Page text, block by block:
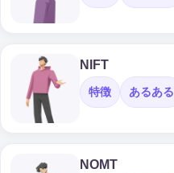
NIFT
特徴 あるある
NOMT